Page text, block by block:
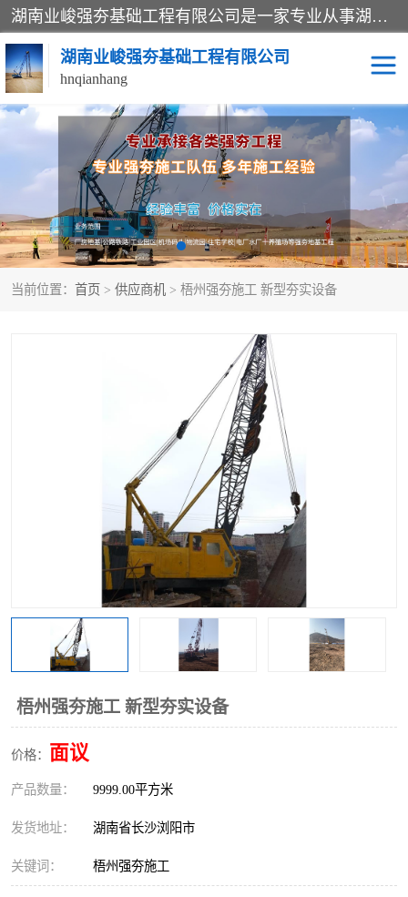
湖南业峻强夯基础工程有限公司是一家专业从事湖南强夯基础工程、强夯机租赁，地基处理的施工单位。业务覆盖：湖南、广东，江西等地。可承接1000KN.m-25000KN.m强夯（置换）工程。公司创始人是国内较早期从事强夯施工的建设者，经过多年的一步一个脚印的发展，在行业内具有较高的度和良好的口碑。
湖南业峻强夯基础工程有限公司
hnqianhang
当前位置： 首页 > 供应商机 > 梧州强夯施工 新型夯实设备
梧州强夯施工 新型夯实设备
价格： 面议
产品数量： 9999.00平方米
发货地址： 湖南省长沙浏阳市
关键词： 梧州强夯施工
强夯施工案例 强夯机租赁
强夯施工工程 强夯施工队伍
强夯队伍